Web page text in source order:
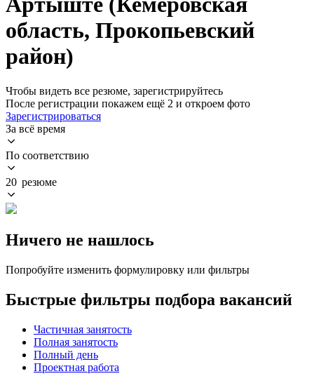
область, Прокопьевский
район)
Чтобы видеть все резюме, зарегистрируйтесь
После регистрации покажем ещё 2 и откроем фото
Зарегистрироваться
За всё время
По соответствию
20 резюме
Ничего не нашлось
Попробуйте изменить формулировку или фильтры
Быстрые фильтры подбора вакансий
Частичная занятость
Полная занятость
Полный день
Проектная работа